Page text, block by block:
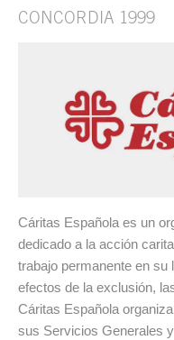
CONCORDIA 1999
Cáritas Española es un
dedicado a la acción
trabajo permanente en
efectos de la exclusión,
Cáritas Española
sus Servicios Generales